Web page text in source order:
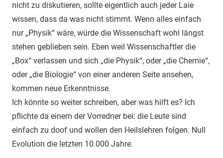
nicht zu diskutieren, sollte eigentlich auch jeder Laie
wissen, dass da was nicht stimmt. Wenn alles einfach
nur „Physik“ wäre, würde die Wissenschaft wohl längst
stehen geblieben sein. Eben weil Wissenschaftler die
„Box“ verlassen und sich „die Physik“, oder „die Chemie“,
oder „die Biologie“ von einer anderen Seite ansehen,
kommen neue Erkenntnisse.
Ich könnte so weiter schreiben, aber was hilft es? Ich
pflichte da einem der Vorredner bei: die Leute sind
einfach zu doof und wollen den Heilslehren folgen. Null
Evolution die letzten 10.000 Jahre.